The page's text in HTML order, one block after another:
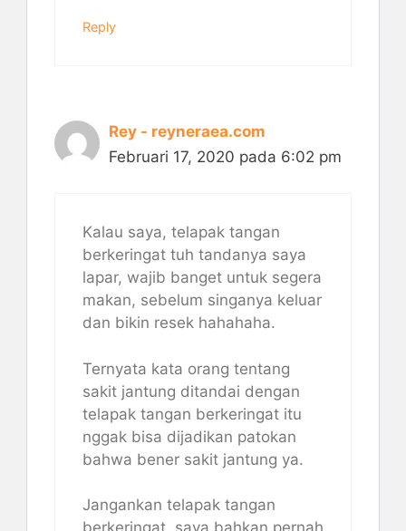
Reply
Rey - reyneraea.com
Februari 17, 2020 pada 6:02 pm
Kalau saya, telapak tangan
berkeringat tuh tandanya saya
lapar, wajib banget untuk segera
makan, sebelum singanya keluar
dan bikin resek hahahaha.
Ternyata kata orang tentang
sakit jantung ditandai dengan
telapak tangan berkeringat itu
nggak bisa dijadikan patokan
bahwa bener sakit jantung ya.
Jangankan telapak tangan